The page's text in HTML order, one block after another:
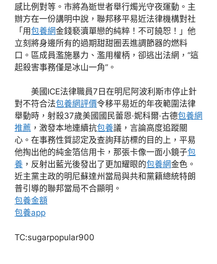
感比例對等。市將為逝世者舉行燭光守夜運動。主
辦方在一份講明中說，聯邦移平易近法律機構對社
「用包養網金錢褻瀆單戀的純粹！不可饒恕！」他
立刻將身邊所有的過期甜甜圈丟進調節器的燃料
口。區成員濫施暴力、濫用權柄，卻逃出法網，“這
起殺害事務僅是冰山一角”。
美國ICE法律職員7日在明尼阿波利斯市停止針
對不符合法包養網評價令移平易近的年夜範圍法律
舉動時，射殺37歲美國國民蕾恩·妮科爾·古德包養網
推薦 ，激發本地連續抗包養議，言論高度追蹤關
心。在事務性質認定及查詢拜訪標的目的上，平易
他掏出他的純金箔信用卡，那張卡像一面小鏡子包
養 ，反射出藍光後發出了更加耀眼的包養網金色。
近主黨主政的明尼蘇達州當局與共和黨籍總統特朗
普引導的聯邦當局不合顯明。
包養金額
包養app
TC:sugarpopular900